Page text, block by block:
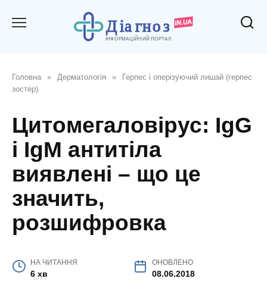
Головна » Дерматологія »
Герпес і оперізуючий лишай (герпес
зостер)
Цитомегаловірус: IgG
і IgM антитіла
виявлені – що це
значить,
розшифровка
НА ЧИТАННЯ
6 хв
ОНОВЛЕНО
08.06.2018